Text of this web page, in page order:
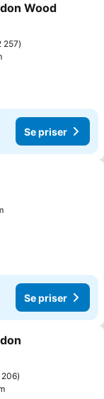
Wood
257
Se priser
Se priser
206